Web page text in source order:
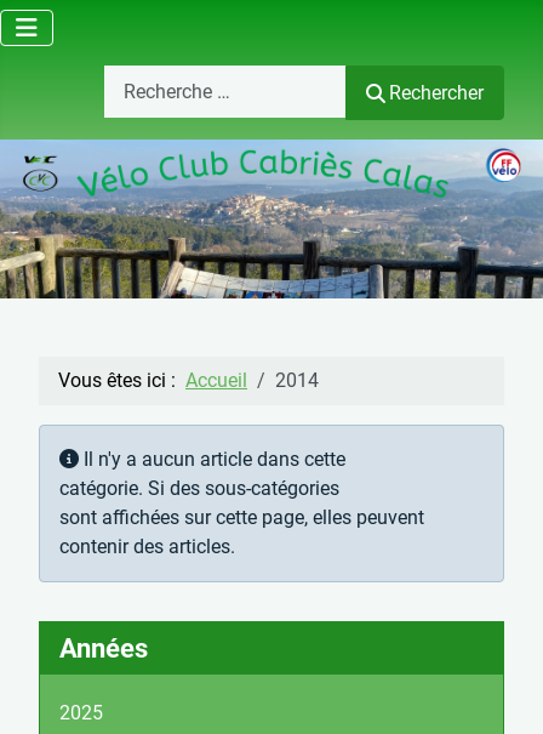
Search
Rechercher
Vous êtes ici : Accueil 2014
Info
Il n'y a aucun article dans cette
catégorie. Si des sous-catégories
sont affichées sur cette page, elles peuvent
contenir des articles.
Années
2025